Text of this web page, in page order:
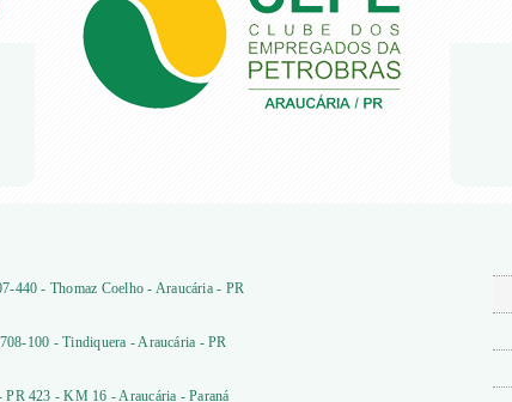
440 - Thomaz Coelho - Araucária - PR
100 - Tindiquera - Araucária - PR
423 - KM 16 - Araucária - Paraná